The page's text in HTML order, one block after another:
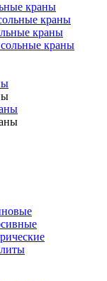
краны
краны
краны
краны